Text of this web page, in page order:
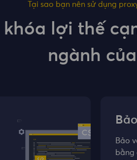
Tại sao bạn nên sử dụng
lợi thế
ngành
Bảo
bằng